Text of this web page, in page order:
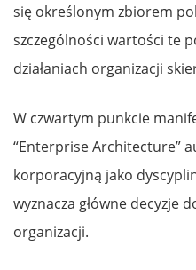
się określonym zbiorem
szczególności wartości te
działaniach organizacji
W czwartym punkcie
“Enterprise Architecture”
korporacyjną jako
wyznacza główne decyzje
organizacji.